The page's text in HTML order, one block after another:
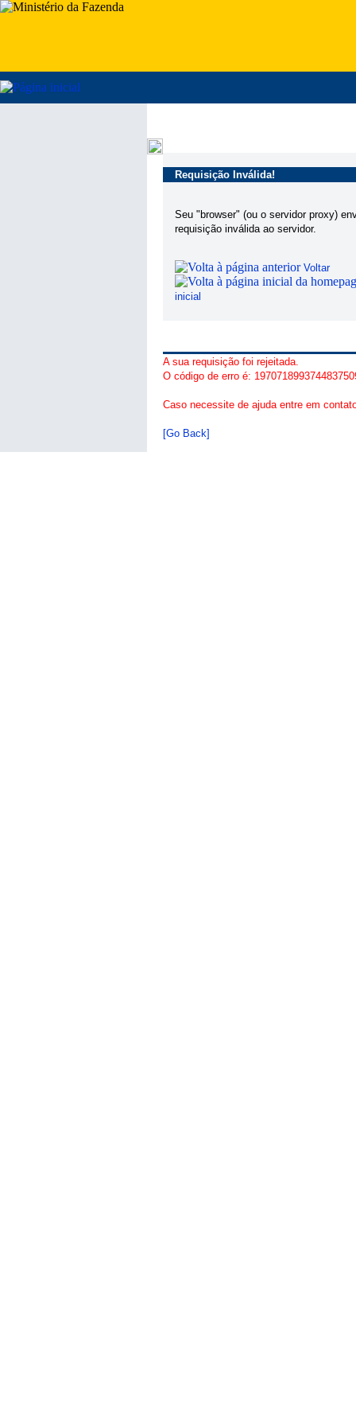
Requisição Inválida!
Seu "browser" (ou o servidor proxy)
requisição inválida ao servidor.
Voltar
inicial
A sua requisição foi rejeitada.
O código de erro é:
Caso necessite de ajuda entre em
[Go Back]